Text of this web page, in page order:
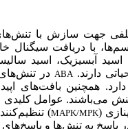
جهت سازش با
با دریافت سیگنال
آبسیزیک، اسید
دارند. ABA در
همچنین بافت‌های
می‌باشند. عوامل
(
MAPK/MPK
)
پاسخ به تنش‌ها و پاسخ‌های